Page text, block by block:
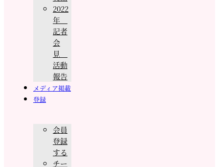
2022
年
記者
会
見
活動
報告
メディア掲載
登録
会員
登録
する
チー